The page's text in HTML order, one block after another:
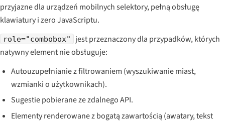
przyjazne dla urządzeń mobilnych selektory, pełną obsługę
klawiatury i zero JavaScriptu.
role="combobox"
jest przeznaczony dla przypadków, których
natywny element nie obsługuje:
Autouzupełnianie z filtrowaniem (wyszukiwanie miast,
wzmianki o użytkownikach).
Sugestie pobierane ze zdalnego API.
Elementy renderowane z bogatą zawartością (awatary, tekst